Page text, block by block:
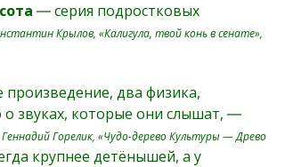
― серия подростковых
Крылов, «Калигула, твой конь в сенате»,
два физика,
звуках, которые они слышат, ―
Геннадий Горелик, «Чудо-дерево Культуры — Древо
крупнее детёнышей, а у